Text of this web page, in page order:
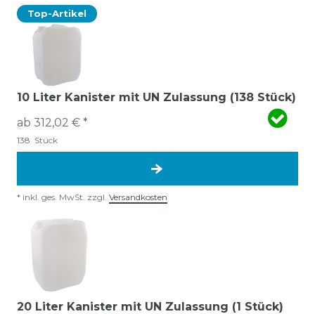
Top-Artikel
10 Liter Kanister mit UN Zulassung (138 Stück)
ab 312,02 € *
138 Stück
* inkl. ges. MwSt. zzgl. Versandkosten
20 Liter Kanister mit UN Zulassung (1 Stück)